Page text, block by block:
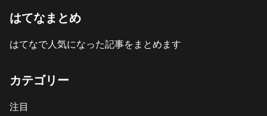
はてなまとめ
はてなで人気になった記事をまとめます
カテゴリー
注目